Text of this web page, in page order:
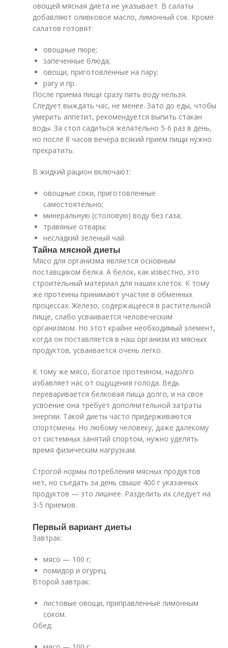
овощей мясная диета не указывает. В салаты
добавляют оливковое масло, лимонный сок. Кроме
салатов готовят:
овощные пюре;
запеченные блюда;
овощи, приготовленные на пару;
рагу и пр.
После приема пищи сразу пить воду нельзя.
Следует выждать час, не менее. Зато до еды, чтобы
умерить аппетит, рекомендуется выпить стакан
воды. За стол садиться желательно 5-6 раз в день,
но после 8 часов вечера всякий прием пищи нужно
прекратить.
В жидкий рацион включают:
овощные соки, приготовленные
самостоятельно;
минеральную (столовую) воду без газа;
травяные отвары;
несладкий зеленый чай.
Тайна мясной диеты
Мясо для организма является основным
поставщиком белка. А белок, как известно, это
строительный материал для наших клеток. К тому
же протеины принимают участие в обменных
процессах. Железо, содержащееся в растительной
пище, слабо усваивается человеческим
организмом. Но этот крайне необходимый элемент,
когда он поставляется в наш организм из мясных
продуктов, усваивается очень легко.
К тому же мясо, богатое протеином, надолго
избавляет нас от ощущения голода. Ведь
переваривается белковая пища долго, и на свое
усвоение она требует дополнительной затраты
энергии. Такой диеты часто придерживаются
спортсмены. Но любому человеку, даже далекому
от системных занятий спортом, нужно уделять
время физическим нагрузкам.
Строгой нормы потребления мясных продуктов
нет, но съедать за день свыше 400 г указанных
продуктов — это лишнее. Разделить их следует на
3-5 приемов.
Первый вариант диеты
Завтрак:
мясо — 100 г;
помидор и огурец.
Второй завтрак:
листовые овощи, приправленные лимонным
соком.
Обед: